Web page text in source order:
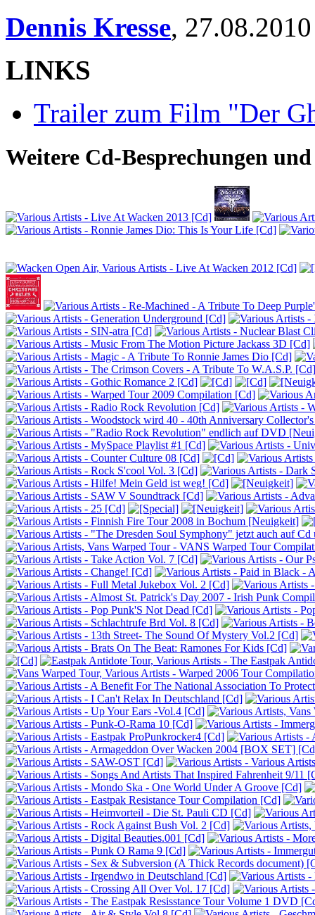
Dennis Kresse, 27.08.2010
LINKS
Trailer zum Film "Der
Weitere Cd-Besprechungen